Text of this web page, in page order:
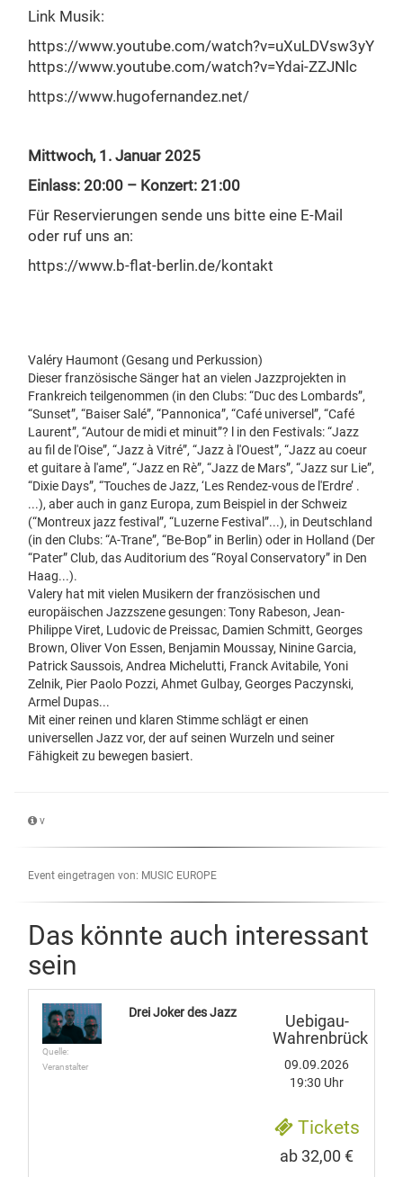
Link Musik:
https://www.youtube.com/watch?v=uXuLDVsw3yY
https://www.youtube.com/watch?v=Ydai-ZZJNlc
https://www.hugofernandez.net/
Mittwoch, 1. Januar 2025
Einlass: 20:00 – Konzert: 21:00
Für Reservierungen sende uns bitte eine E-Mail
oder ruf uns an:
https://www.b-flat-berlin.de/kontakt
Valéry Haumont (Gesang und Perkussion)
Dieser französische Sänger hat an vielen Jazzprojekten in
Frankreich teilgenommen (in den Clubs: “Duc des Lombards”,
“Sunset”, “Baiser Salé”, “Pannonica”, “Café universel”, “Café
Laurent”, “Autour de midi et minuit”? l in den Festivals: “Jazz
au fil de l'Oise”, “Jazz à Vitré”, “Jazz à l'Ouest”, “Jazz au coeur
et guitare à l'ame”, “Jazz en Rè”, “Jazz de Mars”, “Jazz sur Lie”,
“Dixie Days”, “Touches de Jazz, ‘Les Rendez-vous de l'Erdre’ .
...), aber auch in ganz Europa, zum Beispiel in der Schweiz
(“Montreux jazz festival”, “Luzerne Festival”...), in Deutschland
(in den Clubs: “A-Trane”, “Be-Bop” in Berlin) oder in Holland (Der
“Pater” Club, das Auditorium des “Royal Conservatory” in Den
Haag...).
Valery hat mit vielen Musikern der französischen und
europäischen Jazzszene gesungen: Tony Rabeson, Jean-
Philippe Viret, Ludovic de Preissac, Damien Schmitt, Georges
Brown, Oliver Von Essen, Benjamin Moussay, Ninine Garcia,
Patrick Saussois, Andrea Michelutti, Franck Avitabile, Yoni
Zelnik, Pier Paolo Pozzi, Ahmet Gulbay, Georges Paczynski,
Armel Dupas...
Mit einer reinen und klaren Stimme schlägt er einen
universellen Jazz vor, der auf seinen Wurzeln und seiner
Fähigkeit zu bewegen basiert.
v
Event eingetragen von: MUSIC EUROPE
Das könnte auch interessant
sein
Quelle:
Veranstalter
Drei Joker des Jazz
Uebigau-
Wahrenbrück
09.09.2026
19:30 Uhr
Tickets
ab 32,00 €